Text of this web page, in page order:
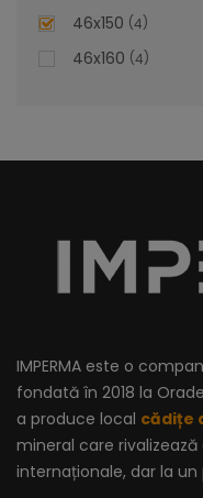
Lavoar Suspendat
de design
finisajele impecabile
lei
46x150 4
46x160 4
IMPERMA este o
fondată în 2018 la
a produce local cădițe
mineral care
internaționale, dar la